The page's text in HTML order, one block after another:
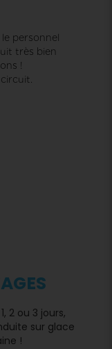
personnel
très bien
!
2 ou 3 jours,
sur glace
!